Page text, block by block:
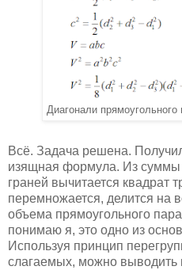
Диагонали
Всё. Задача решена.
изящная формула. Из суммы
граней вычитается квадрат
перемножается, делится на
объема прямоугольного
понимаю я, это одно из
Используя принцип
слагаемых, можно